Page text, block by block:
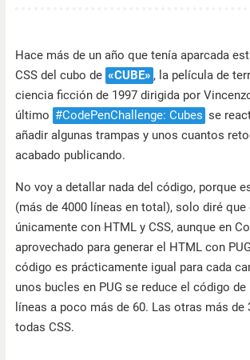
Hace más de un año que tenía aparcada
CSS del cubo de «CUBE» , la película de
ciencia ficción de 1997 dirigida por
último #CodePenChallenge: Cubes se
añadir algunas trampas y unos cuantos
acabado publicando.
No voy a detallar nada del código, porque
(más de 4000 líneas en total), solo diré que
únicamente con HTML y CSS, aunque en
aprovechado para generar el HTML con
código es prácticamente igual para cada
unos bucles en PUG se reduce el código de
líneas a poco más de 60. Las otras más de
todas CSS.